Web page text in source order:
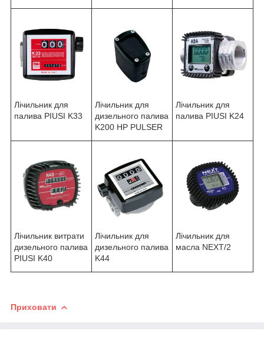
Лічильник для
палива PIUSI K33
Лічильник для
дизельного палива
K200 HP PULSER
Лічильник для
палива PIUSI K24
Лічильник витрати
дизельного палива
PIUSI K40
Лічильник для
дизельного палива
K44
Лічильник для
масла NEXT/2
Приховати